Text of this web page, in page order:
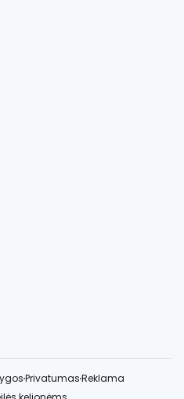
PrivatumasReklama